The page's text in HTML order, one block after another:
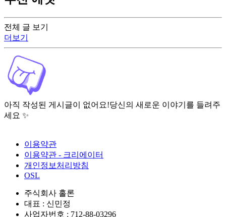
전체 글 보기
더보기
아직 작성된 게시글이 없어요!당신의 새로운 이야기를 들려주
세요 ✨
이용약관
이용약관 - 크리에이터
개인정보처리방침
OSL
주식회사 홀론
대표 : 신민정
사업자번호 : 712-88-03296